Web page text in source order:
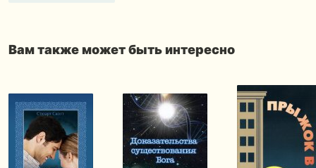
Вам также может быть интересно